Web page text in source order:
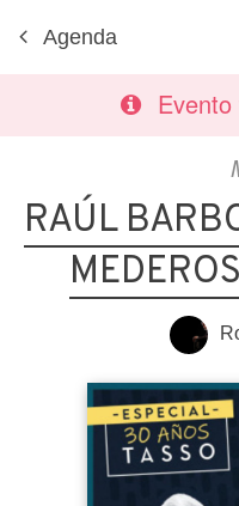
Agenda
RAÚL